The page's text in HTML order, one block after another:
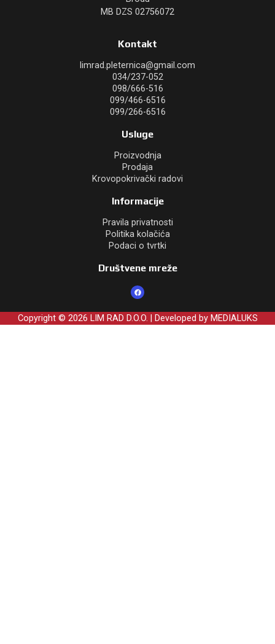
MB DZS 02756072
Kontakt
limrad.pleternica@gmail.com
034/237-052
098/666-516
099/466-6516
099/266-6516
Usluge
Proizvodnja
Prodaja
Krovopokrivački radovi
Informacije
Pravila privatnosti
Politika kolačića
Podaci o tvrtki
Društvene mreže
Copyright © 2026 LIM RAD D.O.O. | Developed by MEDIALUKS